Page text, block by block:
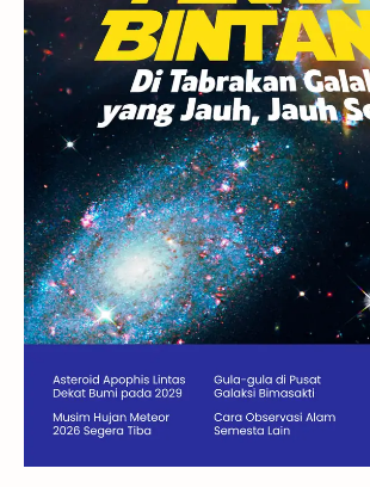
Astrofotografi
Stasiun Luar Angkasa Internasional
Gugus Bintang Menarik Dibaca
Venus Pluto Galaksi Kerdil
Gambar Harian Titan
Bintang Neutron Hubble
Juno Bintang Biner